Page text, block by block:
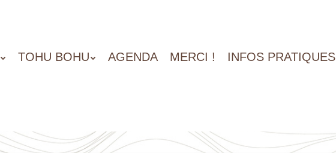
TOHU BOHU AGENDA MERCI ! INFOS PRATIQUES